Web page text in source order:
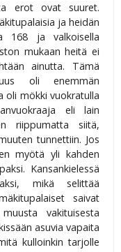
erot ovat suuret.
ja heidän
168 ja valkoisella
mukaan heitä ei
ainutta. Tämä
oli enemmän
oli mökki vuokratulla
eli lain
riippumatta siitä,
tunnettiin. Jos
myötä yli kahden
Kansankielessä
mikä selittää
saivat
vakituisesta
asuvia vapaita
kulloinkin tarjolle